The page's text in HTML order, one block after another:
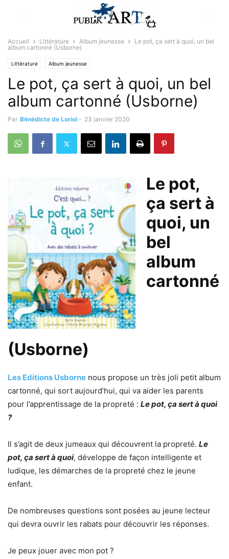
Accueil Littérature Album jeunesse
Le pot, ça sert à quoi, un bel
album cartonné (Usborne)
Littérature Album jeunesse
Le pot, ça sert à quoi, un bel
album cartonné (Usborne)
Par Bénédicte de Loriol - 23 janvier 2020
Le pot,
ça sert à
quoi, un
bel
album
cartonné
(Usborne)
Les Editions Usborne nous propose un très joli petit album
cartonné, qui sort aujourd’hui, qui va aider les parents
pour l’apprentissage de la propreté : Le pot, ça sert à quoi
?
Il s’agit de deux jumeaux qui découvrent la propreté. Le
pot, ça sert à quoi, développe de façon intelligente et
ludique, les démarches de la propreté chez le jeune
enfant.
De nombreuses questions sont posées au jeune lecteur
qui devra ouvrir les rabats pour découvrir les réponses.
Je peux jouer avec mon pot ?